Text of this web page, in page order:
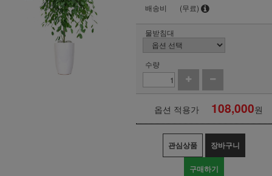
배송비
(무료)
물받침대
수량
옵션 적용가 108,000원
관심상품 장바구니
구매하기